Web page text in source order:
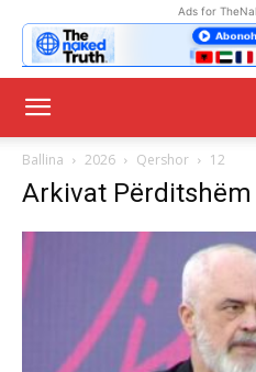
Ads for
Ballina 2026 Qershor 12
Arkivat